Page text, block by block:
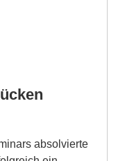
absolvierte